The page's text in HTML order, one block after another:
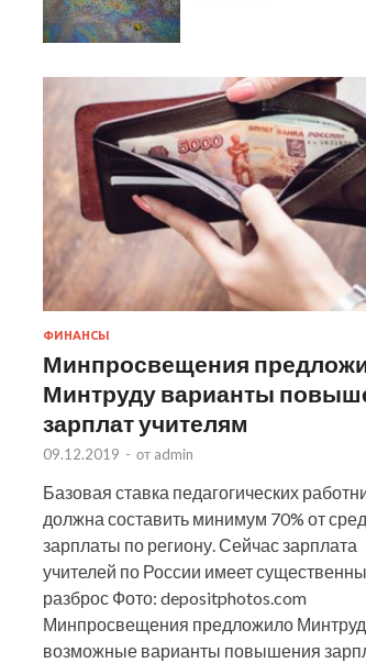
ФИНАНСЫ
Минпросвещения
Минтруду варианты
зарплат учителям
09.12.2019 - от admin
Базовая ставка педагогических
должна составить минимум 70% от
зарплаты по региону. Сейчас зарплата
учителей по России имеет
разброс Фото: depositphotos.com
Минпросвещения предложило
возможные варианты повышения